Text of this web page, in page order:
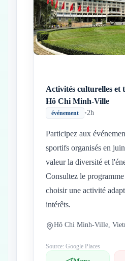
Activités culturelles et
Hô Chi Minh-Ville
événement •2h
Participez aux
sportifs organisés en
valeur la diversité et
Consultez le
choisir une activité
intérêts.
Hô Chi Minh-Ville,
Source: Google Places